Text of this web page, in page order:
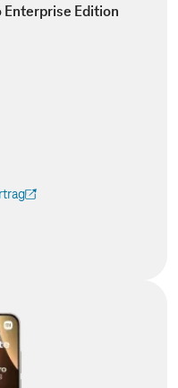
Enterprise Edition